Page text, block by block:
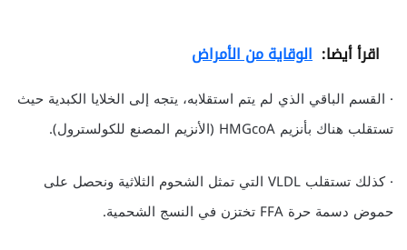
اقرأ أيضا: الوقاية من الأمراض
· القسم الباقي الذي لم يتم استقلابه، يتجه إلى الخلايا الكبدية حيث
تستقلب هناك بأنزيم HMGcoA (الأنزيم المصنع للكولسترول).
· كذلك تستقلب VLDL التي تمثل الشحوم الثلاثية ونحصل على
حموض دسمة حرة FFA تختزن في النسج الشحمية.